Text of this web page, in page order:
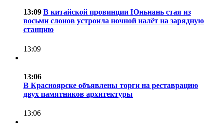
13:09 В китайской провинции Юньнань стая из
восьми слонов устроила ночной налёт на зарядную
станцию
13:09
13:06
В Красноярске объявлены торги на реставрацию
двух памятников архитектуры
13:06